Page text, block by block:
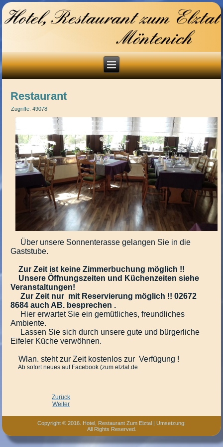
Restaurant
Zugriffe: 49078
Über unsere Sonnenterasse gelangen Sie in die
Gaststube.
Zur Zeit ist keine Zimmerbuchung möglich !!
Unsere Öffnungszeiten und Küchenzeiten siehe
Veranstaltungen!
Zur Zeit nur mit Reservierung möglich !! 02672
8684 auch AB. besprechen .
Hier erwartet Sie ein gemütliches, freundliches
Ambiente.
Lassen Sie sich durch unsere gute und bürgerliche
Eifeler Küche verwöhnen.
Wlan. steht zur Zeit kostenlos zur Verfügung !
Ab sofort neues auf Facebook (zum elztal.de
Zurück
Weiter
Copyright © 2016. Hotel, Restaurant Zum Elztal | Umsetzung:
All Rights Reserved.